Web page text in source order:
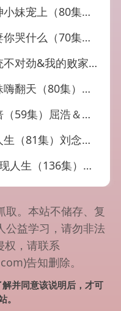
80集）熊颖&钟文斌
70集）宁浩然＆张敏倩
返现无上限（80集）吕松浩&张馨文
集）张钊＆张一凡
集）屈浩＆程昕玥
集）刘念&邹丽欣
集）韩雨轩&张如意
取。本站不储存、复
公益学习，请勿非法
权，请联系
告知删除。
并同意该说明后，才可
。